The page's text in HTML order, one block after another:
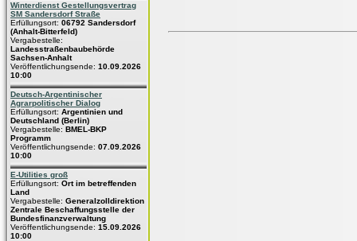
Winterdienst Gestellungsvertrag
SM Sandersdorf Straße
Erfüllungsort: 06792 Sandersdorf
(Anhalt-Bitterfeld)
Vergabestelle:
Landesstraßenbaubehörde
Sachsen-Anhalt
Veröffentlichungsende: 10.09.2026
10:00
Deutsch-Argentinischer
Agrarpolitischer Dialog
Erfüllungsort: Argentinien und
Deutschland (Berlin)
Vergabestelle: BMEL-BKP
Programm
Veröffentlichungsende: 07.09.2026
10:00
E-Utilities groß
Erfüllungsort: Ort im betreffenden
Land
Vergabestelle: Generalzolldirektion
Zentrale Beschaffungsstelle der
Bundesfinanzverwaltung
Veröffentlichungsende: 15.09.2026
10:00